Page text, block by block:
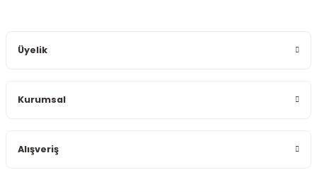
Ürün bilgilerinde hatalar bulunuyor.
Üyelik
Kurumsal
Alışveriş